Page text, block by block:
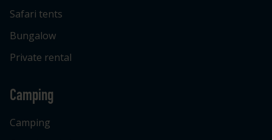
Safari tents
Bungalow
Private rental
Camping
Camping